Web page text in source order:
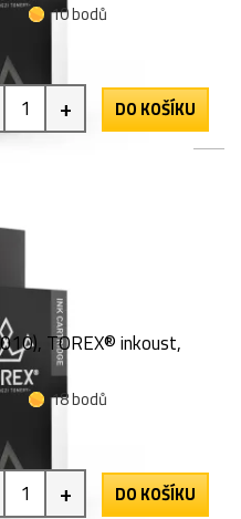
10 bodů
+ DO KOŠÍKU
TOREX® inkoust,
18 bodů
+ DO KOŠÍKU